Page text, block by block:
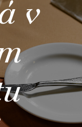
v